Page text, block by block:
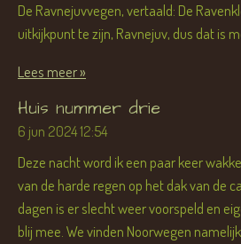
De Ravnejuvvegen, vertaald: De
uitkijkpunt te zijn, Ravnejuv, dus dat is
Lees meer »
Huis nummer drie
6 jun 202412:54
Deze nacht word ik een paar keer
van de harde regen op het dak van de
dagen is er slecht weer voorspeld en
blij mee. We vinden Noorwegen